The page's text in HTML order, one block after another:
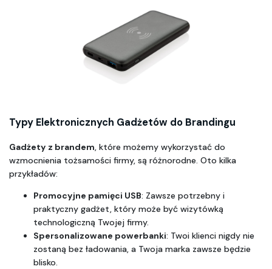
Typy Elektronicznych Gadżetów do Brandingu
Gadżety z brandem, które możemy wykorzystać do
wzmocnienia tożsamości firmy, są różnorodne. Oto kilka
przykładów:
Promocyjne pamięci USB: Zawsze potrzebny i
praktyczny gadżet, który może być wizytówką
technologiczną Twojej firmy.
Spersonalizowane powerbanki: Twoi klienci nigdy nie
zostaną bez ładowania, a Twoja marka zawsze będzie
blisko.